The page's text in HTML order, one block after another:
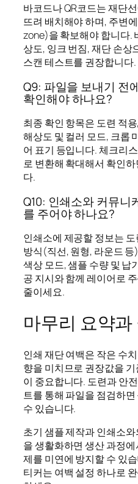
바코드나 QR코드는 재단
뜨려 배치해야 하며, 주변
zone)을 확보해야 합니다.
상도, 잉크 번짐, 재단 손상
스캔 테스트를 권장합니다.
Q9: 파일을 보내기 전
확인해야 하나요?
최종 확인 항목은 도련 적
해상도 및 컬러 모드, 크롭
어 표기 등입니다. 체크리
로 변환해 확대해서 확인
다.
Q10: 인쇄소와 커뮤니
를 주어야 하나요?
인쇄소에 제공할 정보는
방식(직선, 원형, 라운드
색상 모드, 샘플 수량 및 납
공 지시와 함께 레이어로
줄이세요.
마무리 요약
인쇄 재단 여백은 작은 수
향을 미치므로 권장값을
이 중요합니다. 도련과 안
트를 통해 파일을 점검하
수 있습니다.
초기 샘플 제작과 인쇄소
을 생활화하면 생산 과정
제를 미연에 방지할 수 있
티커는 여백 설정 하나로